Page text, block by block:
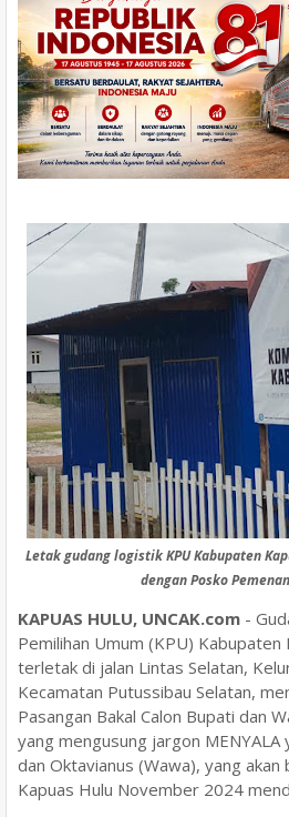
Letak gudang logistik KPU Kabupaten
dengan Posko
KAPUAS HULU, UNCAK.com -
Pemilihan Umum (KPU) Kabupaten
terletak di jalan Lintas Selatan,
Kecamatan Putussibau Selatan,
Pasangan Bakal Calon Bupati dan
yang mengusung jargon MENYALA
dan Oktavianus (Wawa), yang
Kapuas Hulu November 2024